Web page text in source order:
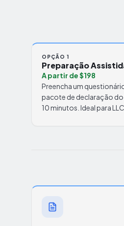
OPÇÃO 1
Preparação
A partir de $198
Preencha um
pacote de declaração
10 minutos. Ideal para